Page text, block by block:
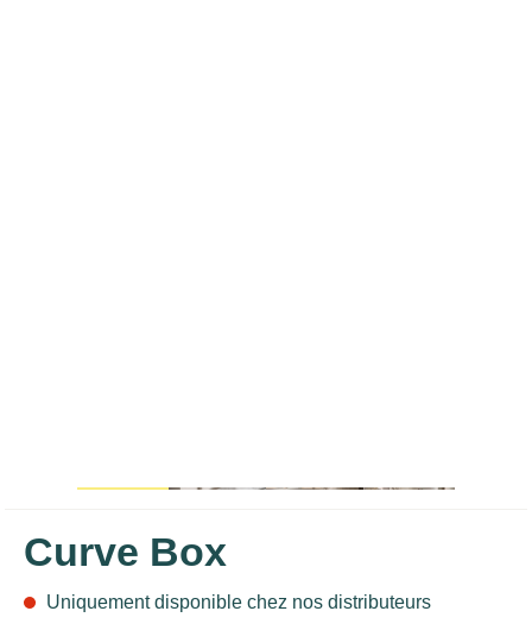
Curve Box
Uniquement disponible chez nos distributeurs